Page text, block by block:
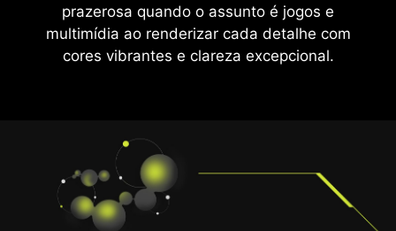
prazerosa quando o assunto é jogos e
multimídia ao renderizar cada detalhe com
cores vibrantes e clareza excepcional.